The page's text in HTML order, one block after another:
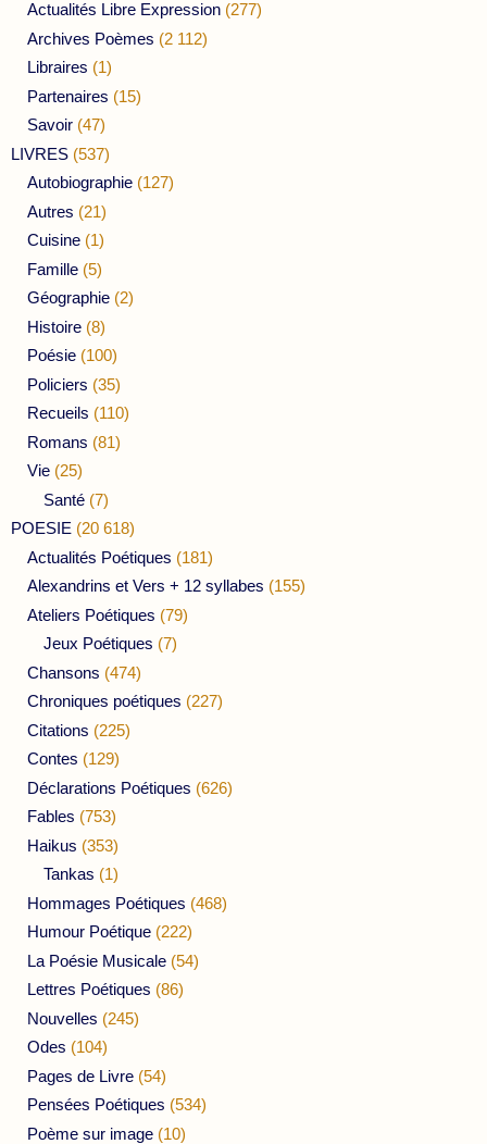
Actualités Libre Expression (277)
Archives Poèmes (2 112)
Libraires (1)
Partenaires (15)
Savoir (47)
LIVRES (537)
Autobiographie (127)
Autres (21)
Cuisine (1)
Famille (5)
Géographie (2)
Histoire (8)
Poésie (100)
Policiers (35)
Recueils (110)
Romans (81)
Vie (25)
Santé (7)
POESIE (20 618)
Actualités Poétiques (181)
Alexandrins et Vers + 12 syllabes (155)
Ateliers Poétiques (79)
Jeux Poétiques (7)
Chansons (474)
Chroniques poétiques (227)
Citations (225)
Contes (129)
Déclarations Poétiques (626)
Fables (753)
Haikus (353)
Tankas (1)
Hommages Poétiques (468)
Humour Poétique (222)
La Poésie Musicale (54)
Lettres Poétiques (86)
Nouvelles (245)
Odes (104)
Pages de Livre (54)
Pensées Poétiques (534)
Poème sur image (10)